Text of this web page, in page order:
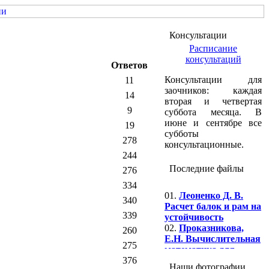
Ответов
11
14
9
19
278
244
276
334
340
339
260
275
376
Консультации
Расписание
консультаций
Консультации для
заочников: каждая
вторая и четвертая
суббота месяца. В
июне и сентябре все
субботы
консультационные.
Последние файлы
01. Леоненко Д. В.
Расчет балок и рам на
устойчивость
02. Проказникова,
Е.Н. Вычислительная
математика для
Наши фотографии